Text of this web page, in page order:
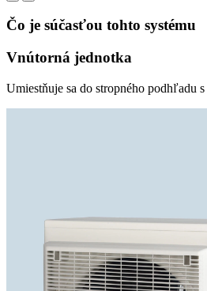
Čo je súčasťou tohto systému
Vnútorná jednotka
Umiestňuje sa do stropného podhľadu